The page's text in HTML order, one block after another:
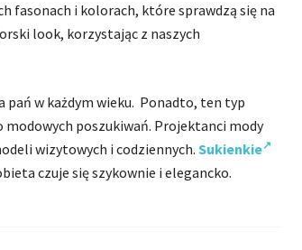
fasonach i kolorach, które sprawdzą się na
look, korzystając z naszych
pań w każdym wieku. Ponadto, ten typ
modowych poszukiwań. Projektanci mody
wizytowych i codziennych. Sukienkie
czuje się szykownie i elegancko.